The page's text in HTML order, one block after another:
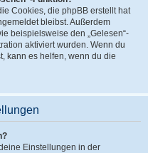
Cookies, die phpBB erstellt hat
bleibst. Außerdem
beispielsweise den „Gelesen“-
aktiviert wurden. Wenn du
kann es helfen, wenn du die
Einstellungen in der